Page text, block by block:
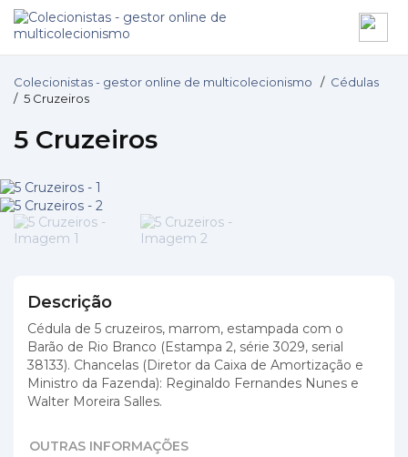
Colecionistas - gestor online de multicolecionismo / Cédulas
/ 5 Cruzeiros
5 Cruzeiros
Descrição
Cédula de 5 cruzeiros, marrom, estampada com o
Barão de Rio Branco (Estampa 2, série 3029, serial
38133). Chancelas (Diretor da Caixa de Amortização e
Ministro da Fazenda): Reginaldo Fernandes Nunes e
Walter Moreira Salles.
OUTRAS INFORMAÇÕES